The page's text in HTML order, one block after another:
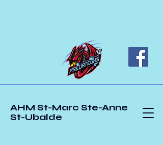
AHM St-Marc Ste-Anne
St-Ubalde